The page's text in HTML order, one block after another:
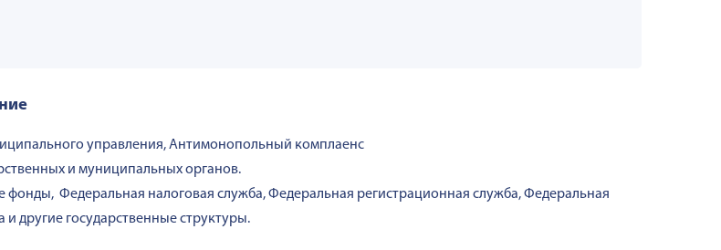
управления,Антимонопольный комплаенс
и муниципальных органов.
Федеральная налоговая служба, Федеральная регистрационная служба, Федеральная
другие государственные структуры.